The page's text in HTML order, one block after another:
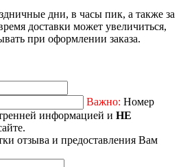
дни, в часы пик, а также за
доставки может увеличиться,
при оформлении заказа.
Важно: Номер
информацией и НЕ
отзыва и предоставления Вам